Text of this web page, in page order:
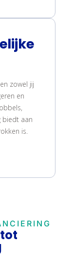
zowel jij
en
biedt aan
is.